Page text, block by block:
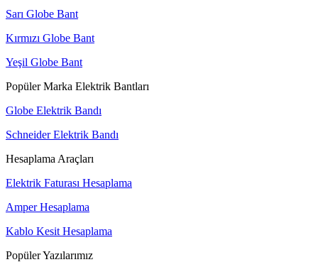
Sarı Globe Bant
Kırmızı Globe Bant
Yeşil Globe Bant
Popüler Marka Elektrik Bantları
Globe Elektrik Bandı
Schneider Elektrik Bandı
Hesaplama Araçları
Elektrik Faturası Hesaplama
Amper Hesaplama
Kablo Kesit Hesaplama
Popüler Yazılarımız